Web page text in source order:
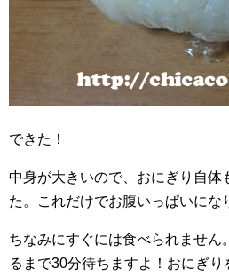
できた！
中身が大きいので、おにぎり自体
た。これだけでお腹いっぱいにな
ちなみにすぐには食べられません
るまで30分待ちますよ！おにぎ